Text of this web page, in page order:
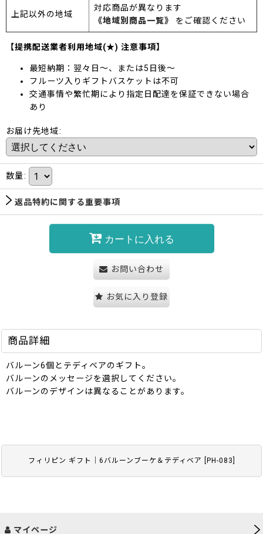
フィリピン ギフト｜6バルーンブーケ＆テディベア PH-083
上記以外の地域
対応商品が異なります
《地域別商品一覧》
をご確認ください
【提携配送業者利用地域(★) 注意事項】
最短納期：翌々日～、または5日後～
フルーツ入りギフトバスケットは不可
交通事情や繁忙期により指定日配達を保証できない場合
あり
お届け先地域:
数量:
返品特約に関する重要事項
カートに入れる
お問い合わせ
お気に入り登録
商品詳細
バルーン6個とテディベアのギフト。
バルーンのメッセージを選択してください。
バルーンのデザインは異なることがあります。
マイページ